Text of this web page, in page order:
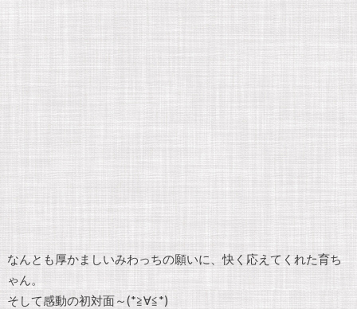
なんとも厚かましいみわっちの願いに、快く応えてくれた育ち
ゃん。
そして感動の初対面～(*≧∀≦*)